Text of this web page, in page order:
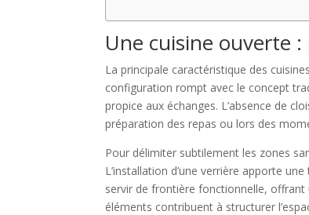
Une cuisine ouverte
La principale caractéristique des
configuration rompt avec le concept
propice aux échanges. L’absence de
préparation des repas ou lors des
Pour délimiter subtilement les zones
L’installation d’une verrière apporte
servir de frontière fonctionnelle, offrant
éléments contribuent à structurer